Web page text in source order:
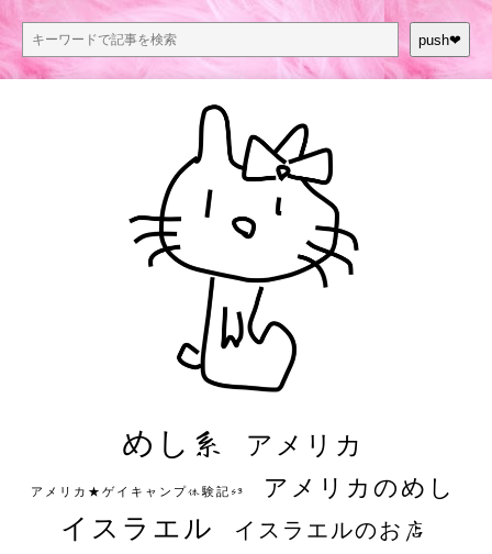
push❤︎
めし系 アメリカ
アメリカ★ゲイキャンプ体験記S3 アメリカのめし
イスラエル イスラエルのお店